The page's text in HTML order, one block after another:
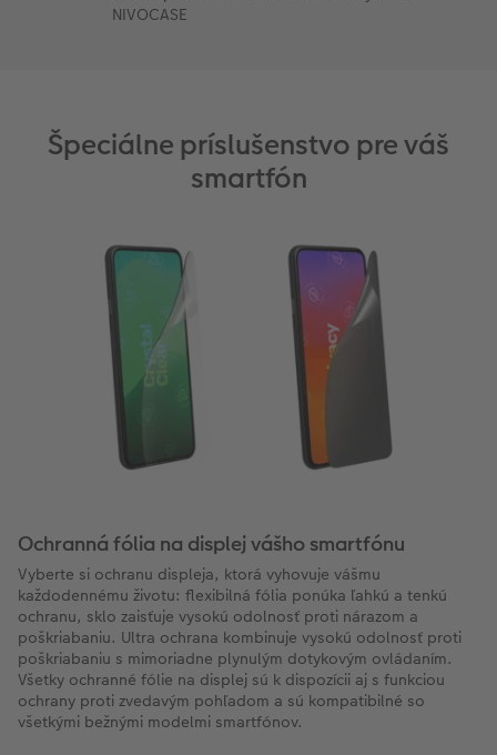
NIVOCASE
Špeciálne príslušenstvo pre váš
smartfón
Ochranná fólia na displej vášho smartfónu
Vyberte si ochranu displeja, ktorá vyhovuje vášmu
každodennému životu: flexibilná fólia ponúka ľahkú a tenkú
ochranu, sklo zaisťuje vysokú odolnosť proti nárazom a
poškriabaniu. Ultra ochrana kombinuje vysokú odolnosť proti
poškriabaniu s mimoriadne plynulým dotykovým ovládaním.
Všetky ochranné fólie na displej sú k dispozícii aj s funkciou
ochrany proti zvedavým pohľadom a sú kompatibilné so
všetkými bežnými modelmi smartfónov.